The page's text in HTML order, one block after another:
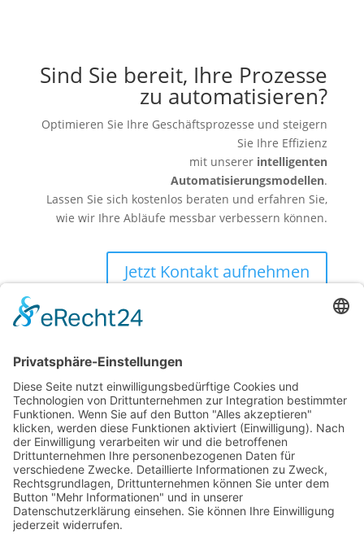
Sind Sie bereit, Ihre Prozesse
zu automatisieren?
Optimieren Sie Ihre Geschäftsprozesse und steigern
Sie Ihre Effizienz
mit unserer intelligenten
Automatisierungsmodellen.
Lassen Sie sich kostenlos beraten und erfahren Sie,
wie wir Ihre Abläufe messbar verbessern können.
Jetzt Kontakt aufnehmen
mexiaolu| © 2026. Konzept & Umsetzung: Kühe im
Netz GmbH
Alle Rechte vorbehalten.
Folgen